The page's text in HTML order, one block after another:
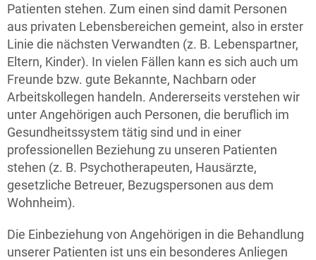
Patienten stehen. Zum einen sind damit Personen
aus privaten Lebensbereichen gemeint, also in erster
Linie die nächsten Verwandten (z. B. Lebenspartner,
Eltern, Kinder). In vielen Fällen kann es sich auch um
Freunde bzw. gute Bekannte, Nachbarn oder
Arbeitskollegen handeln. Andererseits verstehen wir
unter Angehörigen auch Personen, die beruflich im
Gesundheitssystem tätig sind und in einer
professionellen Beziehung zu unseren Patienten
stehen (z. B. Psychotherapeuten, Hausärzte,
gesetzliche Betreuer, Bezugspersonen aus dem
Wohnheim).
Die Einbeziehung von Angehörigen in die Behandlung
unserer Patienten ist uns ein besonderes Anliegen